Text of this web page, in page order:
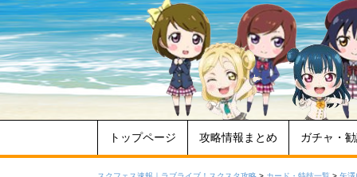
トップページ 攻略情報まとめ ガチャ・